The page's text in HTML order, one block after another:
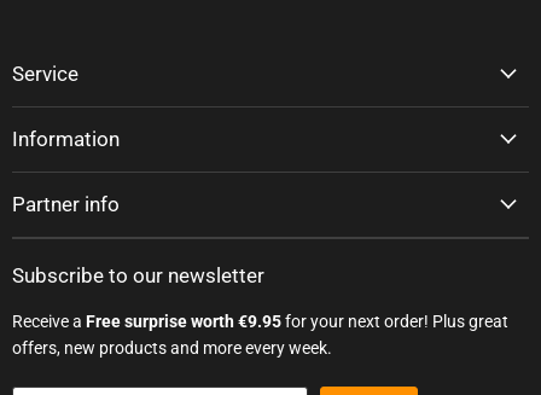
Service
Information
Partner info
Subscribe to our newsletter
Receive a Free surprise worth €9.95for your next order! Plus great
offers, new products and more every week.